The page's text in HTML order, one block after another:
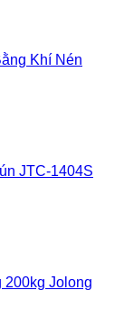
Khí Nén
JTC-1404S
200kg Jolong